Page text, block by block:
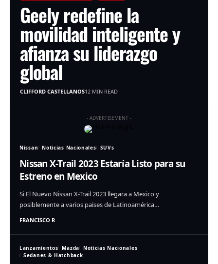
Geely redefine la
movilidad inteligente y
afianza su liderazgo
global
CLIFFORD CASTELLANOS12 MIN READ
- ADVERTISEMENT -
Nissan Noticias Nacionales SUVs
Nissan X-Trail 2023 Estaría Listo para su
Estreno en Mexico
Si El Nuevo Nissan X-Trail 2023 llegara a Mexico y
posiblemente a varios paises de Latinoamérica…
FRANCISCO R
Lanzamientos Mazda
Noticias Nacionales
Sedanes & Hatchback